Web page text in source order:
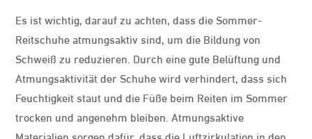
Es ist wichtig, darauf zu achten, dass die Sommer-
Reitschuhe atmungsaktiv sind, um die Bildung von
Schweiß zu reduzieren. Durch eine gute Belüftung und
Atmungsaktivität der Schuhe wird verhindert, dass sich
Feuchtigkeit staut und die Füße beim Reiten im Sommer
trocken und angenehm bleiben. Atmungsaktive